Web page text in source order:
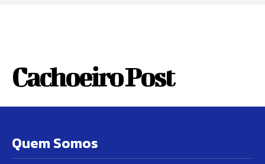
Cachoeiro Post
Quem Somos